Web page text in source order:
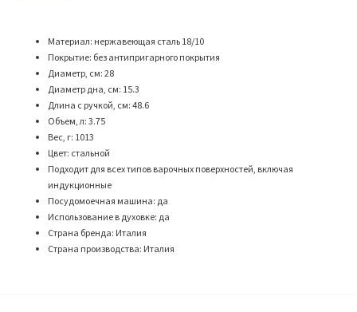
Материал: нержавеющая сталь 18/10
Покрытие: без антипригарного покрытия
Диаметр, см: 28
Диаметр дна, см: 15.3
Длина с ручкой, см: 48.6
Объем, л: 3.75
Вес, г: 1013
Цвет: стальной
Подходит для всех типов варочных поверхностей, включая
индукционные
Посудомоечная машина: да
Использование в духовке: да
Страна бренда: Италия
Страна производства: Италия